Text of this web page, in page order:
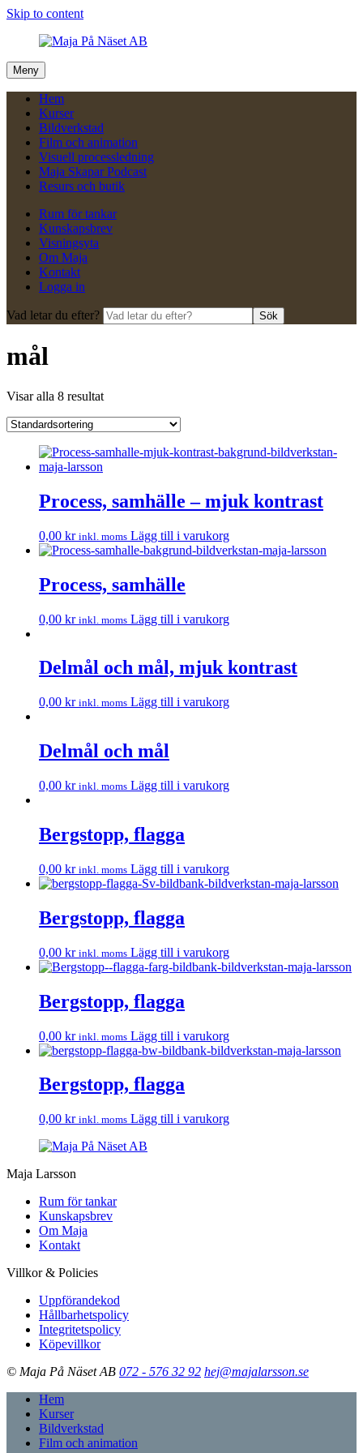
Skip to content
Meny
Hem
Kurser
Bildverkstad
Film och animation
Visuell processledning
Maja Skapar Podcast
Resurs och butik
Rum för tankar
Kunskapsbrev
Visningsyta
Om Maja
Kontakt
Logga in
Vad letar du efter? Sök
mål
Visar alla 8 resultat
Process, samhälle – mjuk kontrast
0,00 kr inkl. moms Lägg till i varukorg
Process, samhälle
0,00 kr inkl. moms Lägg till i varukorg
Delmål och mål, mjuk kontrast
0,00 kr inkl. moms Lägg till i varukorg
Delmål och mål
0,00 kr inkl. moms Lägg till i varukorg
Bergstopp, flagga
0,00 kr inkl. moms Lägg till i varukorg
Bergstopp, flagga
0,00 kr inkl. moms Lägg till i varukorg
Bergstopp, flagga
0,00 kr inkl. moms Lägg till i varukorg
Bergstopp, flagga
0,00 kr inkl. moms Lägg till i varukorg
Maja Larsson
Rum för tankar
Kunskapsbrev
Om Maja
Kontakt
Villkor & Policies
Uppförandekod
Hållbarhetspolicy
Integritetspolicy
Köpevillkor
© Maja På Näset AB 072 - 576 32 92 hej@majalarsson.se
Hem
Kurser
Bildverkstad
Film och animation